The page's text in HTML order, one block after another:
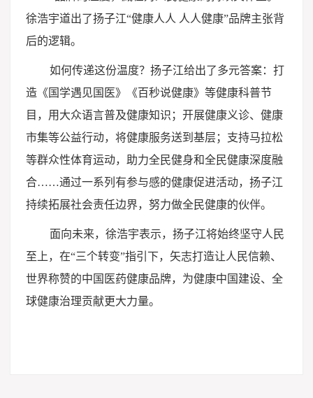
徐浩宇道出了扬子江“健康人人 人人健康”品牌主张背
后的逻辑。
如何传递这份温度？扬子江给出了多元答案：打
造《国学遇见国医》《百秒说健康》等健康科普节
目，用大众语言普及健康知识；开展健康义诊、健康
市集等公益行动，将健康服务送到基层；支持马拉松
等群众性体育运动，助力全民健身和全民健康深度融
合……通过一系列有参与感的健康促进活动，扬子江
持续拓展社会责任边界，努力做全民健康的伙伴。
面向未来，徐浩宇表示，扬子江将始终坚守人民
至上，在“三个转变”指引下，矢志打造让人民信赖、
世界称赞的中国医药健康品牌，为健康中国建设、全
球健康治理贡献更大力量。